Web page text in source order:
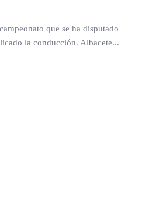
que se ha disputado
la conducción. Albacete...